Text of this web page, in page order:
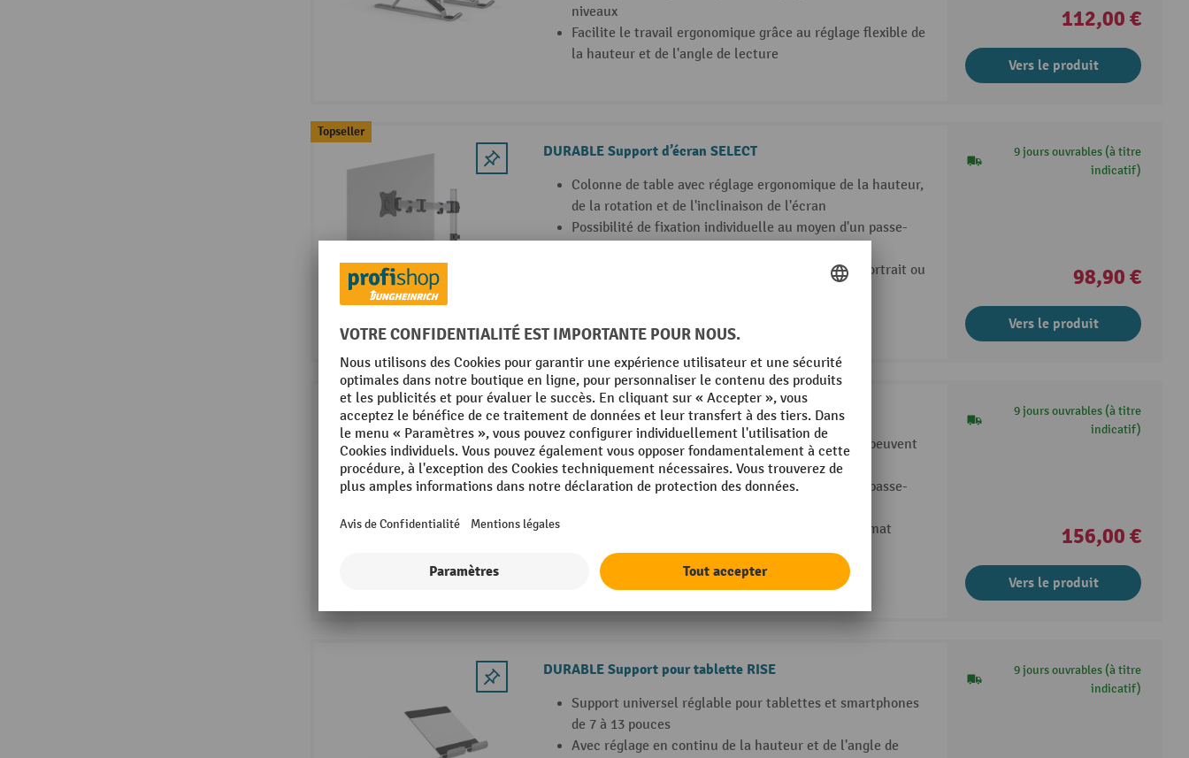
niveaux
Facilite le travail ergonomique grâce au réglage flexible de
la hauteur et de l'angle de lecture
112,00 €
Vers le produit
Topseller
DURABLE Support d’écran SELECT
Colonne de table avec réglage ergonomique de la hauteur,
de la rotation et de l'inclinaison de l'écran
Possibilité de fixation individuelle au moyen d'un passe-
Rotation flexible à 360° pour travailler en mode portrait ou
2 Variantes
9 jours ouvrables (à titre
indicatif)
98,90 €
Vers le produit
DURABLE Support d’écran SELECT PLUS avec bras
La hauteur, la rotation et l’inclinaison de l’écran peuvent
être réglées de manière flexible et ergonomique
Possibilité de fixation individuelle au moyen d'un passe-
Peut être tourné à 90° pour une utilisation en format
portrait ou paysage
9 jours ouvrables (à titre
indicatif)
156,00 €
Vers le produit
DURABLE Support pour tablette RISE
Support universel réglable pour tablettes et smartphones
de 7 à 13 pouces
Avec réglage en continu de la hauteur et de l'angle de
9 jours ouvrables (à titre
indicatif)